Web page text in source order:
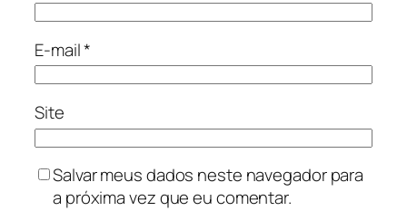
E-mail*
Site
Salvar meus dados neste navegador para
a próxima vez que eu comentar.